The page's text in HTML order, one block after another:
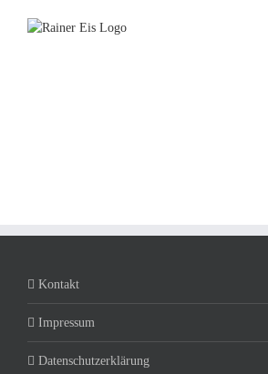
Inhalt
Kontakt
Impressum
Datenschutzerklärung